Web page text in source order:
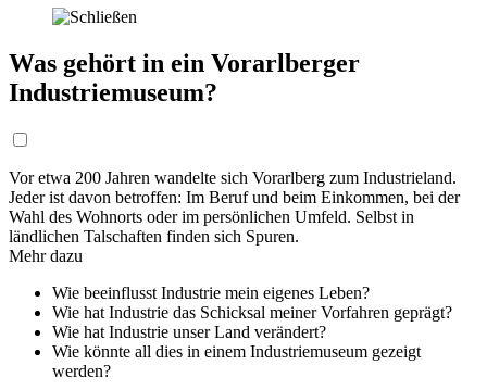
Was gehört in ein Vorarlberger
Industriemuseum?
Vor etwa 200 Jahren wandelte sich Vorarlberg zum Industrieland.
Jeder ist davon betroffen: Im Beruf und beim Einkommen, bei der
Wahl des Wohnorts oder im persönlichen Umfeld. Selbst in
ländlichen Talschaften finden sich Spuren.
Mehr dazu
Wie beeinflusst Industrie mein eigenes Leben?
Wie hat Industrie das Schicksal meiner Vorfahren geprägt?
Wie hat Industrie unser Land verändert?
Wie könnte all dies in einem Industriemuseum gezeigt
werden?